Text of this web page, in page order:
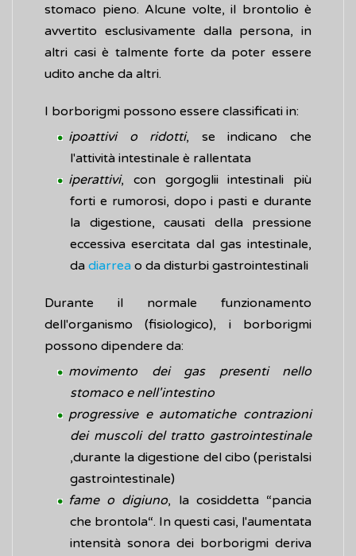
stomaco pieno. Alcune volte, il brontolio è
avvertito esclusivamente dalla persona, in
altri casi è talmente forte da poter essere
udito anche da altri.
I borborigmi possono essere classificati in:
ipoattivi o ridotti, se indicano che
l'attività intestinale è rallentata
iperattivi, con gorgoglii intestinali più
forti e rumorosi, dopo i pasti e durante
la digestione, causati della pressione
eccessiva esercitata dal gas intestinale,
da diarrea o da disturbi gastrointestinali
Durante il normale funzionamento
dell'organismo (fisiologico), i borborigmi
possono dipendere da:
movimento dei gas presenti nello
stomaco e nell'intestino
progressive e automatiche contrazioni
dei muscoli del tratto gastrointestinale
,durante la digestione del cibo (peristalsi
gastrointestinale)
fame o digiuno, la cosiddetta “pancia
che brontola“. In questi casi, l'aumentata
intensità sonora dei borborigmi deriva